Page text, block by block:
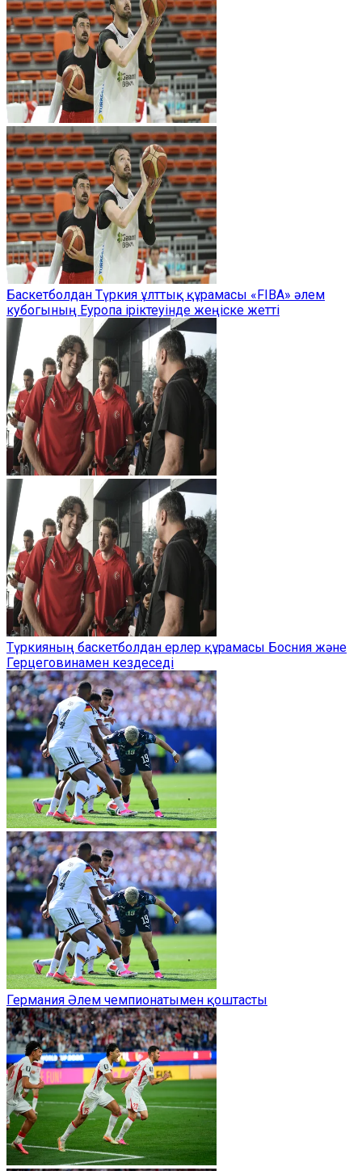
Баскетболдан Түркия ұлттық құрамасы «FIBA» әлем
кубогының Еуропа іріктеуінде жеңіске жетті
Түркияның баскетболдан ерлер құрамасы Босния және
Герцеговинамен кездеседі
Германия Әлем чемпионатымен қоштасты